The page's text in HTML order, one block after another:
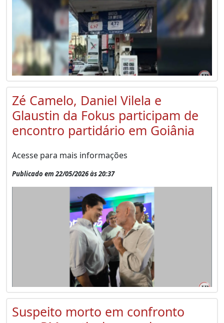
Zé Camelo, Daniel Vilela e
Glaustin da Fokus participam de
encontro partidário em Goiânia
Acesse para mais informações
Publicado em 22/05/2026 às 20:37
Suspeito morto em confronto